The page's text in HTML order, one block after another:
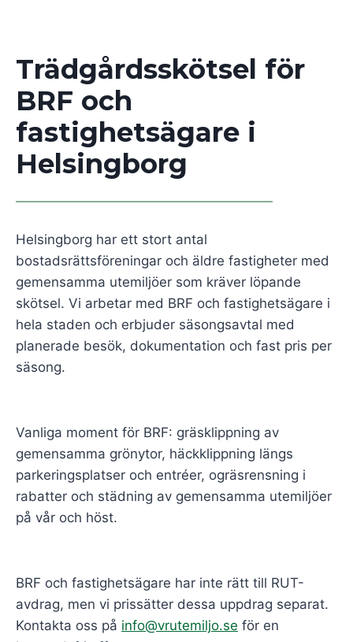
Trädgårdsskötsel för
BRF och
fastighetsägare i
Helsingborg
Helsingborg har ett stort antal
bostadsrättsföreningar och äldre fastigheter med
gemensamma utemiljöer som kräver löpande
skötsel. Vi arbetar med BRF och fastighetsägare i
hela staden och erbjuder säsongsavtal med
planerade besök, dokumentation och fast pris per
säsong.
Vanliga moment för BRF: gräsklippning av
gemensamma grönytor, häckklippning längs
parkeringsplatser och entréer, ogräsrensning i
rabatter och städning av gemensamma utemiljöer
på vår och höst.
BRF och fastighetsägare har inte rätt till RUT-
avdrag, men vi prissätter dessa uppdrag separat.
Kontakta oss på info@vrutemiljo.se för en